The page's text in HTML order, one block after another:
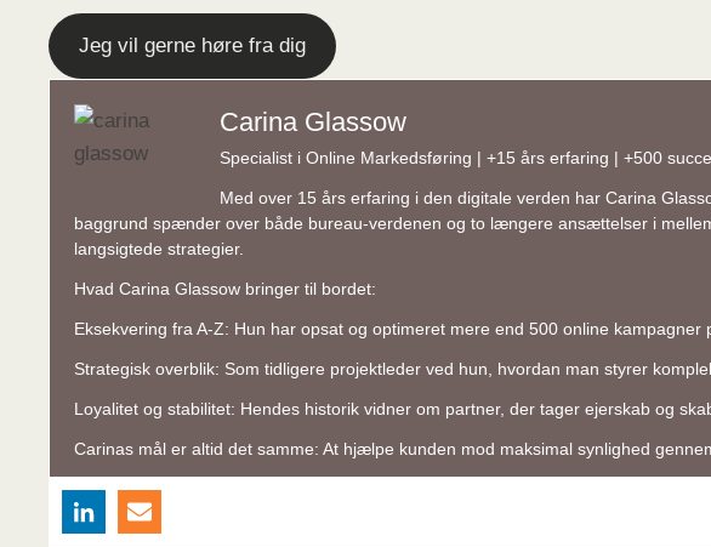
Jeg vil gerne høre fra dig
Carina Glassow
Specialist i Online Markedsføring | +15 års erfaring | +500
Med over 15 års erfaring i den digitale verden har Carina
baggrund spænder over både bureau-verdenen og to længere ansættelser i
langsigtede strategier.
Hvad Carina Glassow bringer til bordet:
Eksekvering fra A-Z: Hun har opsat og optimeret mere end 500 online kampagner
Strategisk overblik: Som tidligere projektleder ved hun, hvordan man styrer
Loyalitet og stabilitet: Hendes historik vidner om partner, der tager ejerskab og
Carinas mål er altid det samme: At hjælpe kunden mod maksimal synlighed